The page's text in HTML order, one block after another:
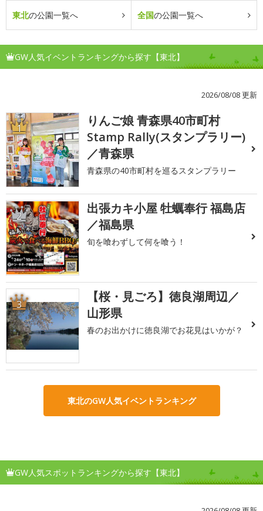
東北の公園一覧へ 全国の公園一覧へ
GW人気イベントランキングから探す【東北】
2026/08/08 更新
1
りんご娘 青森県40市町村
Stamp Rally(スタンプラリー)
／青森県
青森県の40市町村を巡るスタンプラリー
2
出張カキ小屋 牡蠣奉行 福島店
／福島県
旬を喰わずして何を喰う！
3
【桜・見ごろ】徳良湖周辺／
山形県
春のお出かけに徳良湖でお花見はいかが？
東北のGW人気イベントランキング
GW人気スポットランキングから探す【東北】